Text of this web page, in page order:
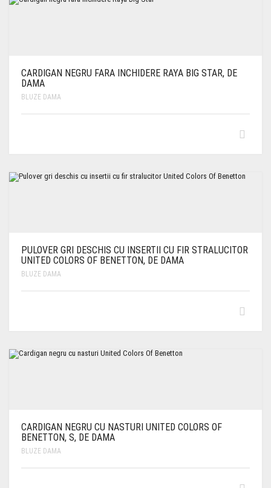
CARDIGAN NEGRU FARA INCHIDERE RAYA BIG STAR, DE
DAMA
BLUZE DAMA
PULOVER GRI DESCHIS CU INSERTII CU FIR STRALUCITOR
UNITED COLORS OF BENETTON, DE DAMA
BLUZE DAMA
CARDIGAN NEGRU CU NASTURI UNITED COLORS OF
BENETTON, S, DE DAMA
BLUZE DAMA